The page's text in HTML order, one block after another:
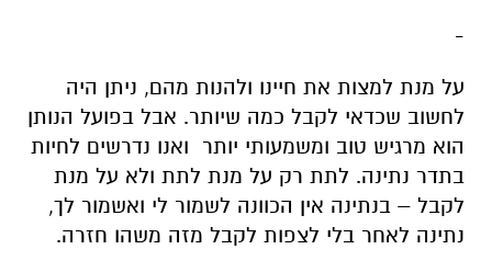
-
על מנת למצות את חיינו ולהנות מהם, ניתן היה
לחשוב שכדאי לקבל כמה שיותר. אבל בפועל הנותן
הוא מרגיש טוב ומשמעותי יותר ואנו נדרשים לחיות
בתדר נתינה. לתת רק על מנת לתת ולא על מנת
לקבל – בנתינה אין הכוונה לשמור לי ואשמור לך,
נתינה לאחר בלי לצפות לקבל מזה משהו חזרה.